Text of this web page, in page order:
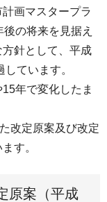
画マスタープラ
の将来を見据え
針として、平成
ています。
年で変化したま
改定原案及び改定
す。
原案（平成